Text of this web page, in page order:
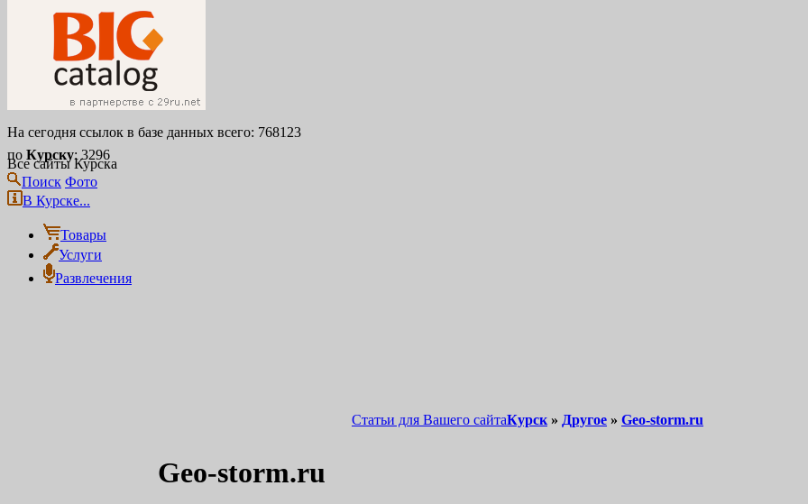
На сегодня ссылок в базе данных всего: 768123
по Курску: 3296
Все сайты Курска
Поиск Фото
В Курске...
Товары
Услуги
Развлечения
Статьи для Вашего сайтаКурск » Другое » Geo-storm.ru
Geo-storm.ru